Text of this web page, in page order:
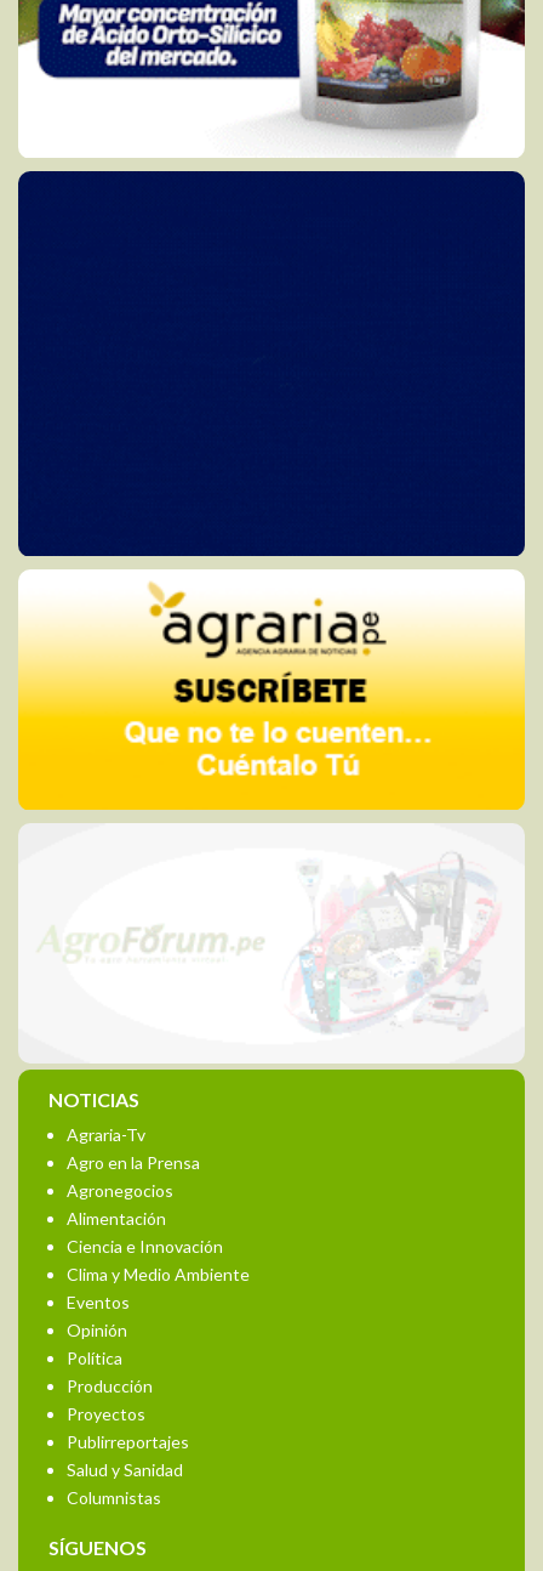
NOTICIAS
Agraria-Tv
Agro en la Prensa
Agronegocios
Alimentación
Ciencia e Innovación
Clima y Medio Ambiente
Eventos
Opinión
Política
Producción
Proyectos
Publirreportajes
Salud y Sanidad
Columnistas
SÍGUENOS